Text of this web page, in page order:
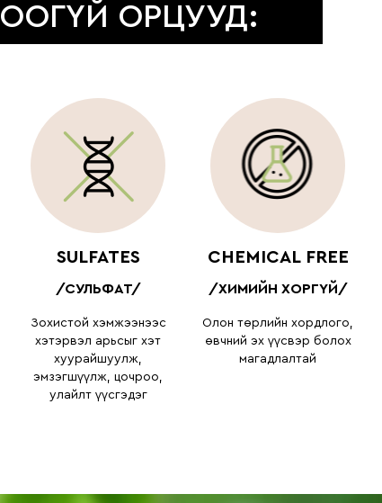
ОРЦУУД:
SULFATES
/СУЛЬФАТ/
Зохистой хэмжээнээс
хэтэрвэл арьсыг хэт
хуурайшуулж,
эмзэгшүүлж, цочроо,
улайлт үүсгэдэг
CHEMICAL FREE
/ХИМИЙН ХОРГҮЙ/
Олон төрлийн хордлого,
өвчний эх үүсвэр болох
магадлалтай